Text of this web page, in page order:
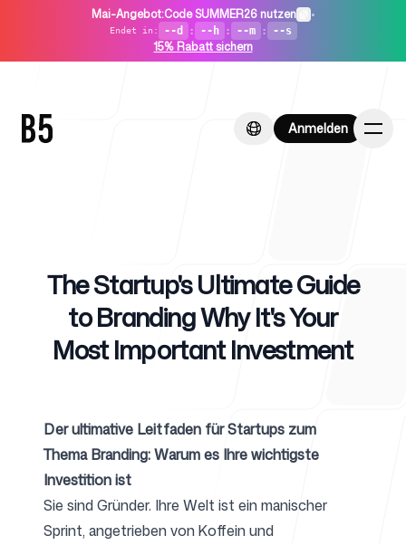
Mai-Angebot:Code SUMMER26 nutzen •
Endet in : --d : --h : --m : --s
15% Rabatt sichern
Anmelden
Anmelden
Für Startups
Für Agenturen
The Startup's Ultimate Guide
to Branding Why It's Your
Most Important Investment
Der ultimative Leitfaden für Startups zum
Thema Branding: Warum es Ihre wichtigste
Investition ist
Sie sind Gründer. Ihre Welt ist ein manischer
Sprint, angetrieben von Koffein und